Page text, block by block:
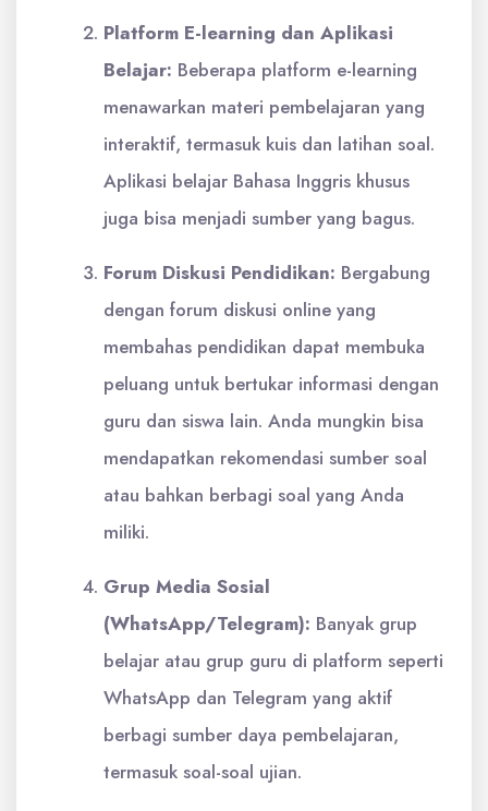
Platform E-learning dan Aplikasi
Belajar: Beberapa platform e-learning
menawarkan materi pembelajaran yang
interaktif, termasuk kuis dan latihan soal.
Aplikasi belajar Bahasa Inggris khusus
juga bisa menjadi sumber yang bagus.
Forum Diskusi Pendidikan: Bergabung
dengan forum diskusi online yang
membahas pendidikan dapat membuka
peluang untuk bertukar informasi dengan
guru dan siswa lain. Anda mungkin bisa
mendapatkan rekomendasi sumber soal
atau bahkan berbagi soal yang Anda
miliki.
Grup Media Sosial
(WhatsApp/Telegram): Banyak grup
belajar atau grup guru di platform seperti
WhatsApp dan Telegram yang aktif
berbagi sumber daya pembelajaran,
termasuk soal-soal ujian.